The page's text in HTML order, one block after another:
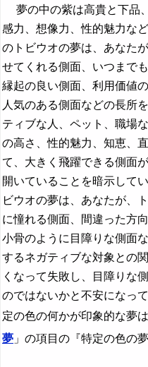
夢の中の紫は高貴と下品
感力、想像力、性的魅力な
のトビウオの夢は、あなた
せてくれる側面、いつまで
縁起の良い側面、利用価値
人気のある側面などの長所
ティブな人、ペット、職場
の高さ、性的魅力、知恵、
て、大きく飛躍できる側面
開いていることを暗示して
ビウオの夢は、あなたが、
に憧れる側面、間違った方
小骨のように目障りな側面
するネガティブな対象との
くなって失敗し、目障りな
のではないかと不安になっ
定の色の何かが印象的な夢は
夢 」の項目の『特定の色の